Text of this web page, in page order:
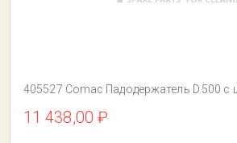
405527 Comac Падодержатель D.500 с
11 438,00 ₽